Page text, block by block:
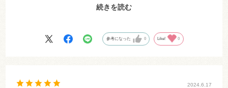
こちらの問い合わせにもご丁寧に対応していただき、大変感謝してい
残り7枚制作予定のため、追加購入を検討しています。
続きを読む
参考になった 0 Like! 0
2024.6.17